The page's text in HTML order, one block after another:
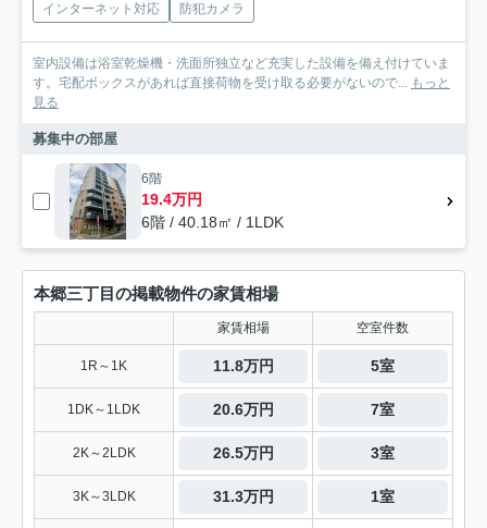
インターネット対応
防犯カメラ
室内設備は浴室乾燥機・洗面所独立など充実した設備を備え付けていま
す。宅配ボックスがあれば直接荷物を受け取る必要がないので... もっと
見る
募集中の部屋
6階
19.4万円
6階 / 40.18㎡ / 1LDK
本郷三丁目の掲載物件の家賃相場
家賃相場 空室件数
1R～1K 11.8万円 5室
1DK～1LDK 20.6万円 7室
2K～2LDK 26.5万円 3室
3K～3LDK 31.3万円 1室